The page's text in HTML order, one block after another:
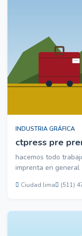
INDUSTRIA GRÁFICA
ctpress pre
hacemos todo
imprenta en general
Ciudad lima (511)